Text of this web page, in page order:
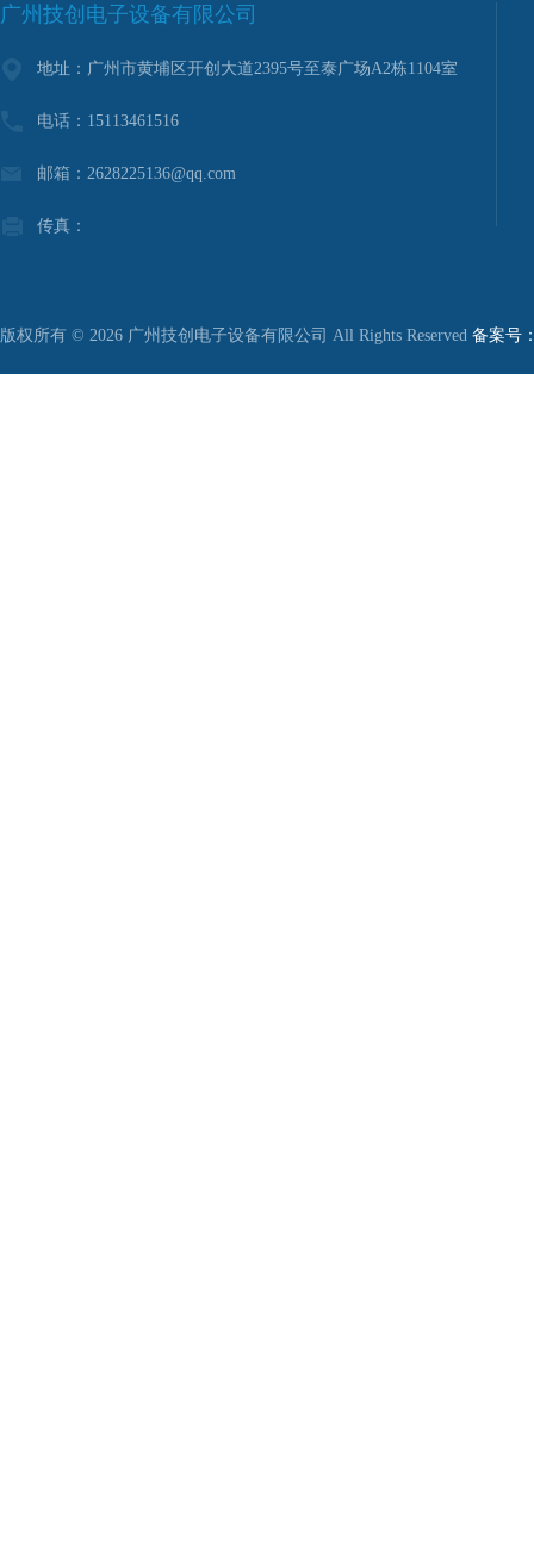
广州技创电子设备有限公司
地址：广州市黄埔区开创大道2395号至泰广场A2栋1104室
电话：15113461516
邮箱：2628225136@qq.com
传真：
版权所有 © 2026 广州技创电子设备有限公司 All Rights Reserved 备案号